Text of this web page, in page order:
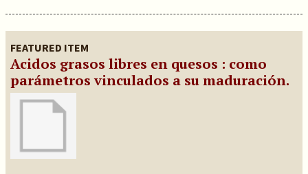
FEATURED ITEM
Acidos grasos libres en quesos : como
parámetros vinculados a su maduración.